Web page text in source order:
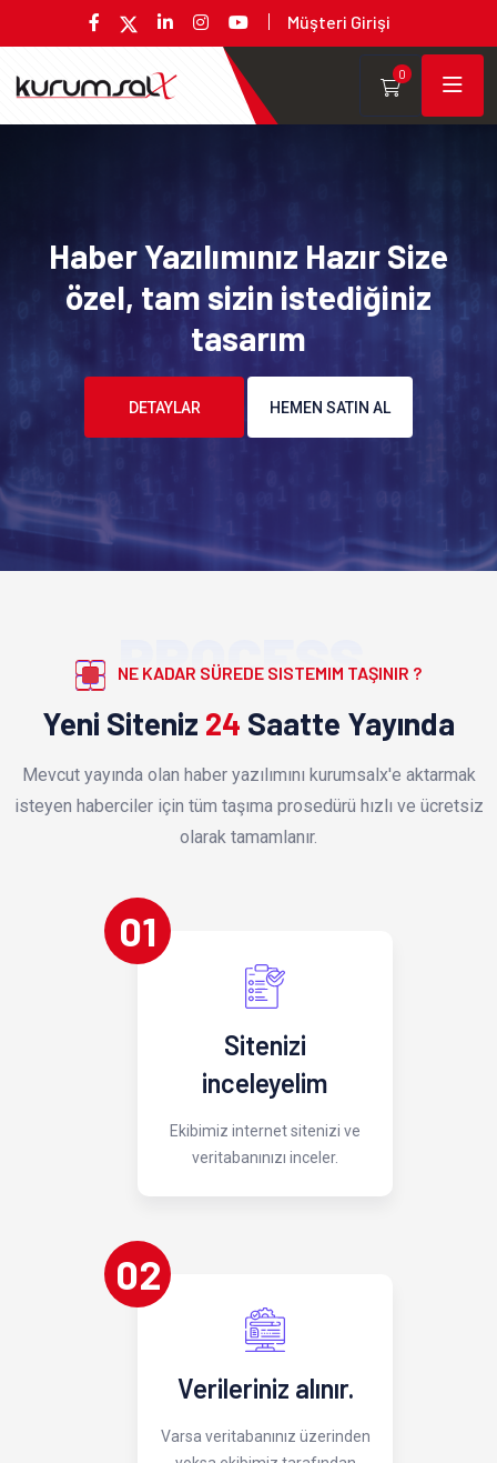
Müşteri Girişi
0
Haber Yazılımınız Hazır Size
özel, tam sizin istediğiniz
tasarım
DETAYLAR HEMEN SATIN AL
PROCESS
NE KADAR SÜREDE SISTEMIM TAŞINIR ?
Yeni Siteniz 24 Saatte Yayında
Mevcut yayında olan haber yazılımını kurumsalx'e aktarmak
isteyen haberciler için tüm taşıma prosedürü hızlı ve ücretsiz
olarak tamamlanır.
01
Sitenizi
inceleyelim
Ekibimiz internet sitenizi ve
veritabanınızı inceler.
02
Verileriniz alınır.
Varsa veritabanınız üzerinden